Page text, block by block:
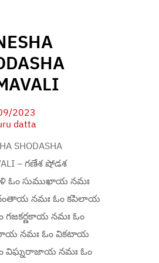
2023
datta
SHODASHA
– గణేశ షోడశ
ఓం సుముఖాయ నమః
నమః ఓం కపిలాయ
గజకర్ణకాయ నమః ఓం
నమః ఓం వికటాయ
విఘ్నరాజాయ నమః ఓం